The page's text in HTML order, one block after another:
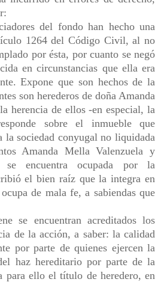
del fondo han hecho una
1264 del Código Civil, al no
por ésta, por cuanto se negó
en circunstancias que ella era
Expone que son hechos de la
son herederos de doña Amanda
herencia de ellos -en especial, la
sobre el inmueble que
la sociedad conyugal no liquidada
Amanda Mella Valenzuela y
encuentra ocupada por la
el bien raíz que la integra en
de mala fe, a sabiendas que
se encuentran acreditados los
de la acción, a saber: la calidad
por parte de quienes ejercen la
haz hereditario por parte de la
para ello el título de heredero, en